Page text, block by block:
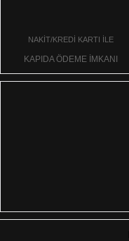
NAKİT/KREDİ KARTI İLE
KAPIDA ÖDEME İMKANI